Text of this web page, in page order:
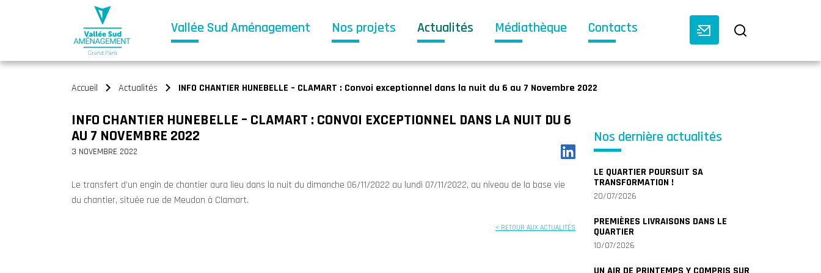
Vallée Sud Aménagement Nos projets Actualités Médiathèque Contacts
Accueil Actualités INFO CHANTIER HUNEBELLE – CLAMART : Convoi exceptionnel dans la nuit du 6 au 7 Novembre 2022
INFO CHANTIER HUNEBELLE – CLAMART : CONVOI EXCEPTIONNEL DANS LA NUIT DU 6
AU 7 NOVEMBRE 2022
3 NOVEMBRE 2022
Le transfert d’un engin de chantier aura lieu dans la nuit du dimanche 06/11/2022 au lundi 07/11/2022, au niveau de la base vie
du chantier, située rue de Meudon à Clamart.
< RETOUR AUX ACTUALITÉS
Nos dernière actualités
LE QUARTIER POURSUIT SA
TRANSFORMATION !
20/07/2026
PREMIÈRES LIVRAISONS DANS LE
QUARTIER
10/07/2026